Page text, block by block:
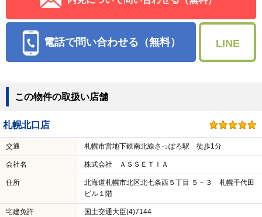
電話で問い合わせる（無料） LINE
この物件の取扱い店舗
札幌北口店
交通 札幌市営地下鉄南北線さっぽろ駅 徒歩1分
会社名 株式会社 ＡＳＳＥＴＩＡ
住所
北海道札幌市北区北七条西５丁目 ５－３ 札幌千代田
ビル１階
宅建免許 国土交通大臣(4)7144